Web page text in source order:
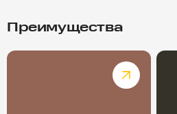
Преимущества